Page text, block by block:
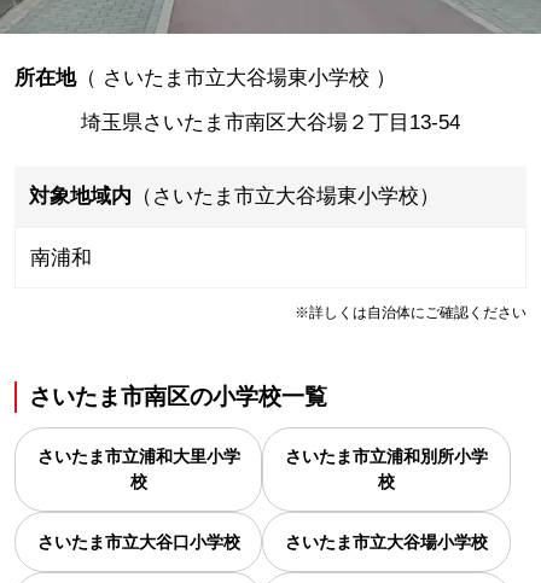
所在地（ さいたま市立大谷場東小学校 ）
埼玉県さいたま市南区大谷場２丁目13-54
対象地域内 （さいたま市立大谷場東小学校）
南浦和
※詳しくは自治体にご確認ください
さいたま市南区の小学校一覧
さいたま市立浦和大里小学
校
さいたま市立浦和別所小学
校
さいたま市立大谷口小学校 さいたま市立大谷場小学校